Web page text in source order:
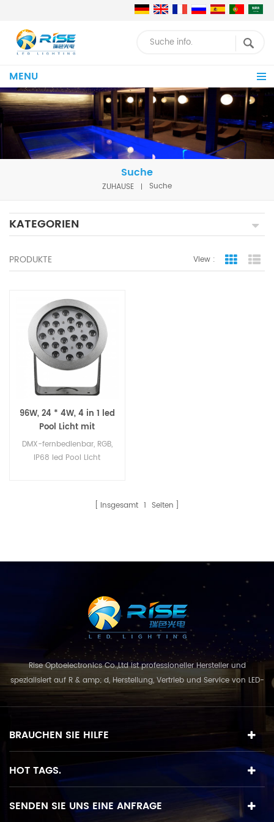
MENU
Suche
ZUHAUSE Suche
KATEGORIEN
PRODUKTE View : Grid View
96W, 24 * 4W, 4 in 1 led
Pool Licht mit
Fernbedienung
DMX-fernbedienbar, RGB,
IP68 led Pool Licht
Insgesamt 1 Seiten
Rise Optoelectronics Co.,Ltd ist professioneller Hersteller und
spezialisiert auf R & amp; d, Herstellung, Vertrieb und Service von LED-
Beleuchtungsprodukte, mit einer breiten Auswahl an
Beleuchtungseinheiten für Wohn-, Gewerbe-, und
"Qualität zuerst, Service in erster Linie", kombinie...
BRAUCHEN SIE HILFE
HOT TAGS.
SENDEN SIE UNS EINE ANFRAGE